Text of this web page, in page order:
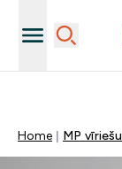
Home MP